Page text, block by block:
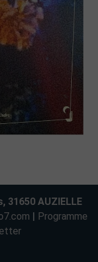
31650 AUZIELLE
| Programme